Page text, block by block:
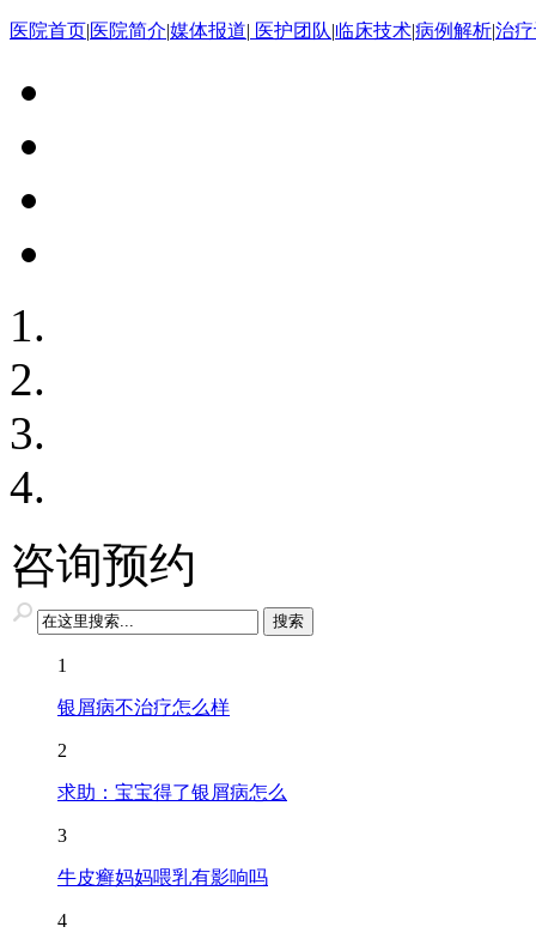
医院首页|医院简介|媒体报道| 医护团队|临床技术|病例解析|治
咨询预约
1
银屑病不治疗怎么样
2
求助：宝宝得了银屑病怎么
3
牛皮癣妈妈喂乳有影响吗
4